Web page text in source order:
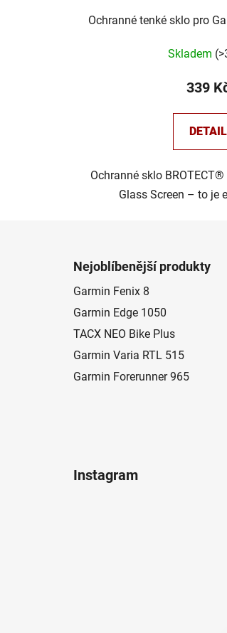
Ochranné tenké sklo pro
Skladem (
339
DETAIL
Ochranné sklo
Glass Screen – to je
Nejoblíbenější produkty
Garmin Fenix 8
Garmin Edge 1050
TACX NEO Bike Plus
Garmin Varia RTL 515
Garmin Forerunner 965
Instagram